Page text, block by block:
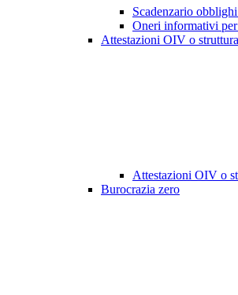
Scadenzario
Oneri informativi
Attestazioni OIV o
Attestazioni OIV o
Burocrazia zero